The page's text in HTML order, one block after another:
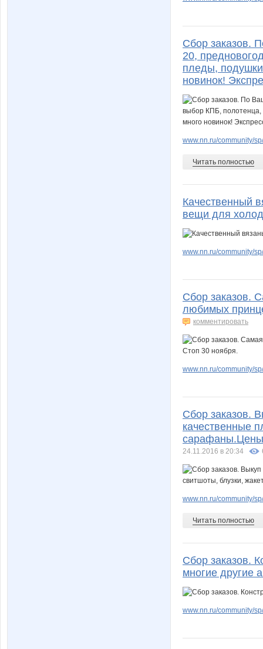
Сбор заказов.
20,
пледы,
новинок!
www.nn.ru/community/
Читать полностью
Качественный
вещи для
www.nn.ru/community/
Сбор заказов.
любимых
комментировать
www.nn.ru/community/
Сбор заказов.
качественные
сарафаны.Цены
24.11.2016 в 20:34
www.nn.ru/community/
Читать полностью
Сбор заказов.
многие другие
www.nn.ru/community/